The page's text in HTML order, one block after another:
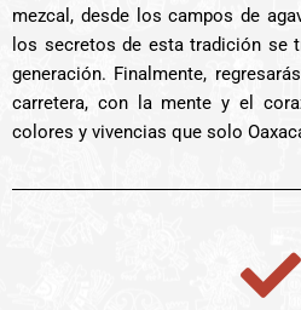
mezcal, desde los campos de
los secretos de esta tradición se
generación. Finalmente,
carretera, con la mente y el
colores y vivencias que solo